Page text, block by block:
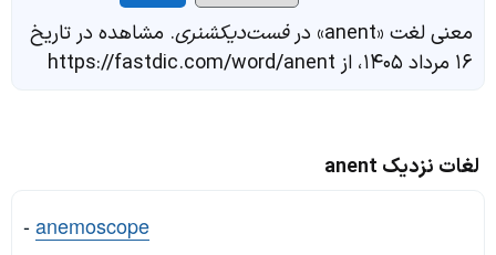
معنی لغت «anent» در فست‌دیکشنری. مشاهده در تاریخ
۱۶ مرداد ۱۴۰۵، از https://fastdic.com/word/anent
لغات نزدیک anent
-anemoscope